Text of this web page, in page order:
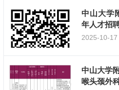
中山大学
年人才招
2025-10-17
中山大学
喉头颈外